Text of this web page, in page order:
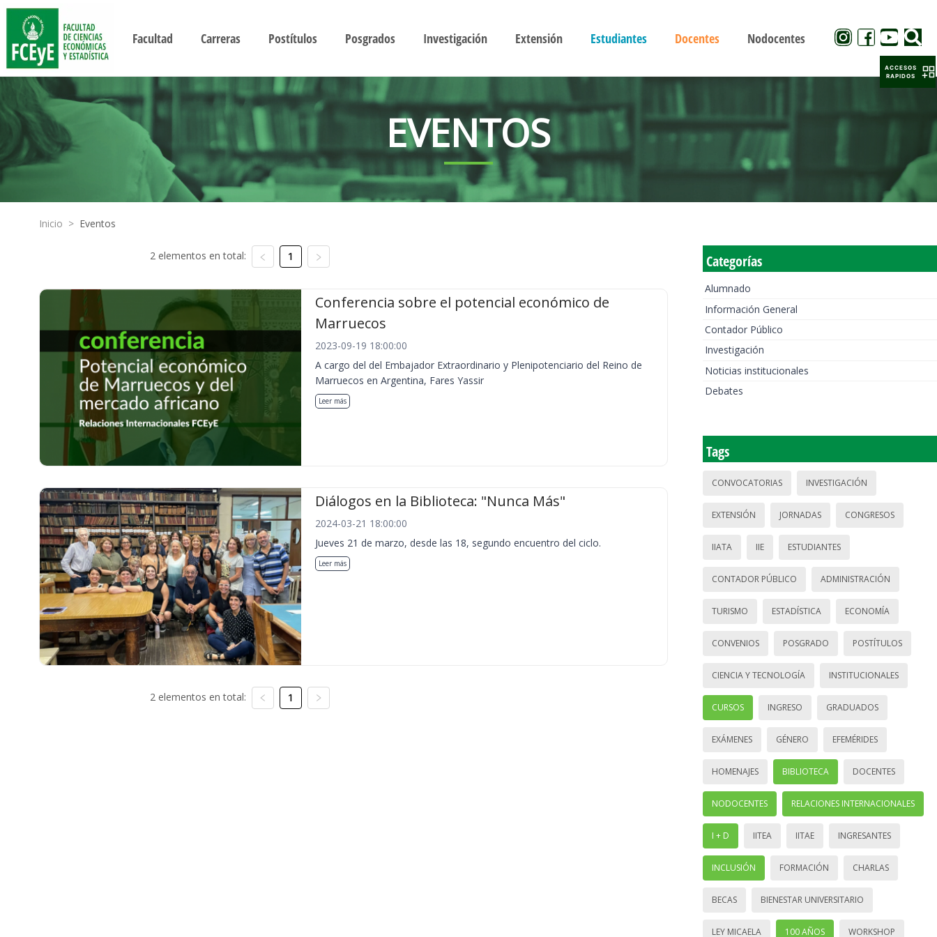
Facultad Carreras Postítulos Posgrados Investigación Extensión Estudiantes Docentes Nodocentes
EVENTOS
Inicio > Eventos
2 elementos en total: 1
Conferencia sobre el potencial económico de
Marruecos
2023-09-19 18:00:00
A cargo del del Embajador Extraordinario y Plenipotenciario del Reino de
Marruecos en Argentina, Fares Yassir
Leer más
Diálogos en la Biblioteca: "Nunca Más"
2024-03-21 18:00:00
Jueves 21 de marzo, desde las 18, segundo encuentro del ciclo.
Leer más
2 elementos en total: 1
Categorías
Alumnado
Información General
Contador Público
Investigación
Noticias institucionales
Debates
Tags
CONVOCATORIAS INVESTIGACIÓN
EXTENSIÓN JORNADAS CONGRESOS
IIATA IIE ESTUDIANTES
CONTADOR PÚBLICO ADMINISTRACIÓN
TURISMO ESTADÍSTICA ECONOMÍA
CONVENIOS POSGRADO POSTÍTULOS
CIENCIA Y TECNOLOGÍA INSTITUCIONALES
CURSOS INGRESO GRADUADOS
EXÁMENES GÉNERO EFEMÉRIDES
HOMENAJES BIBLIOTECA DOCENTES
NODOCENTES RELACIONES INTERNACIONALES
I + D IITEA IITAE INGRESANTES
INCLUSIÓN FORMACIÓN CHARLAS
BECAS BIENESTAR UNIVERSITARIO
LEY MICAELA 100 AÑOS WORKSHOP
ACCESOS
RAPIDOS